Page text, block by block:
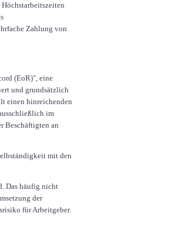
Zahlung von
(EoR)", eine
und grundsätzlich
einen hinreichenden
im
Beschäftigten an
mit den
Das häufig nicht
der
für Arbeitgeber.